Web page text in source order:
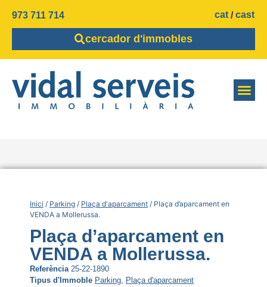
973 711 714 cat cast
cercador d'immobles
Inici / Parking / Plaça d'aparcament / Plaça d’aparcament en
VENDA a Mollerussa.
Plaça d’aparcament en
VENDA a Mollerussa.
Referència 25-22-1890
Tipus d'Immoble Parking, Plaça d'aparcament